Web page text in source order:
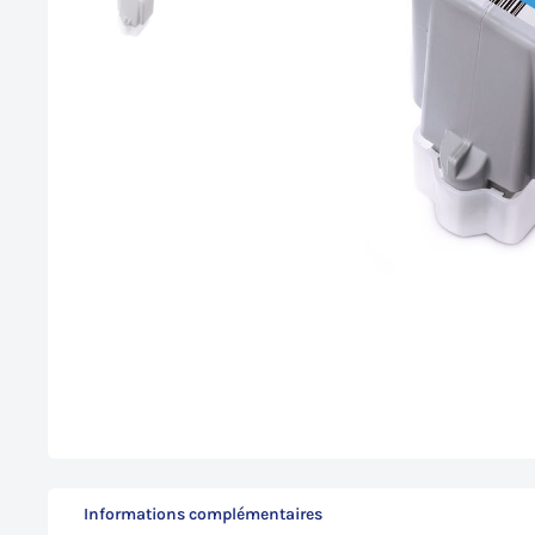
Informations complémentaires